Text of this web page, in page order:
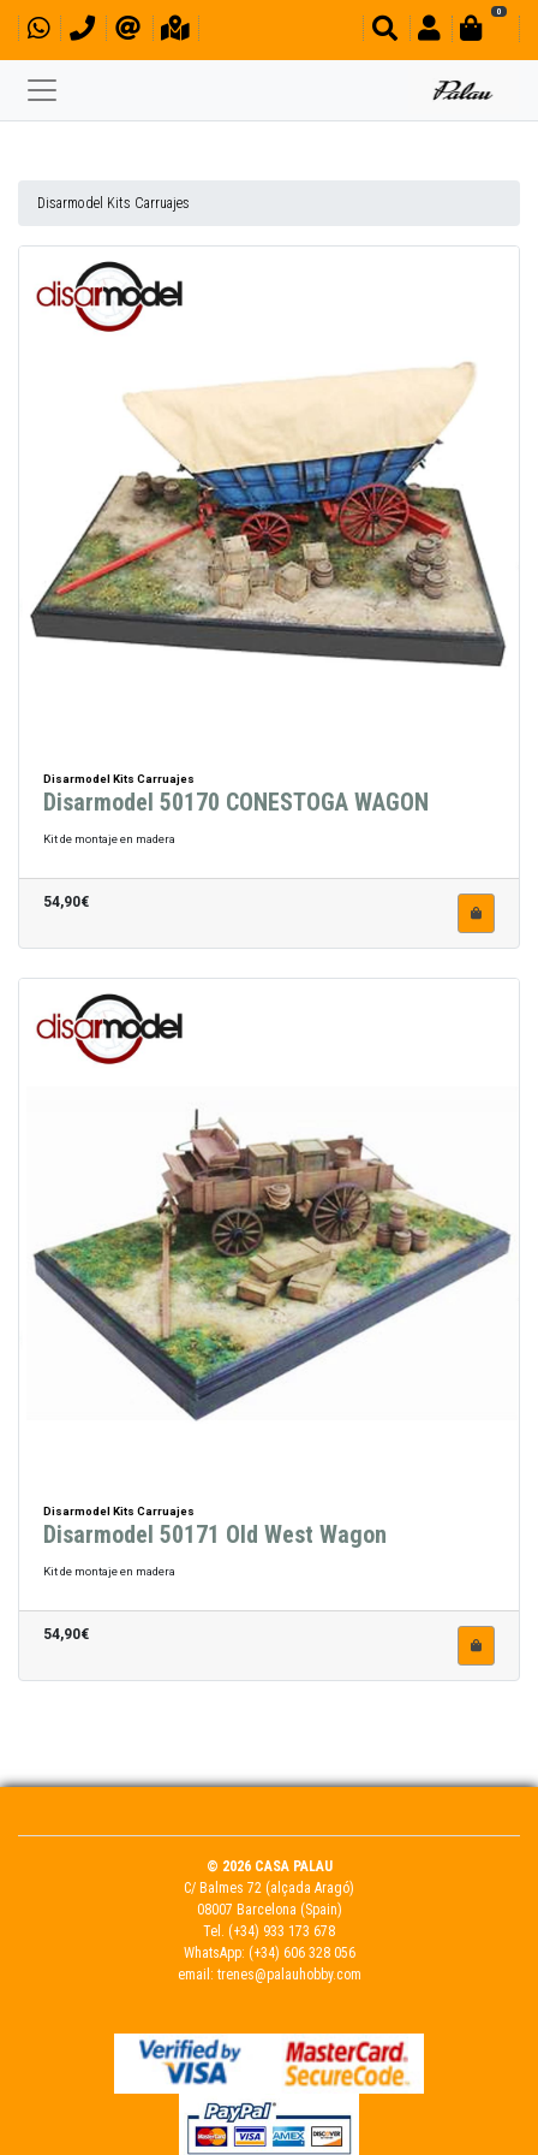
0
Disarmodel Kits Carruajes
Disarmodel Kits Carruajes
Disarmodel 50170 CONESTOGA WAGON
Kit de montaje en madera
54,90€
Disarmodel Kits Carruajes
Disarmodel 50171 Old West Wagon
Kit de montaje en madera
54,90€
© 2026 CASA PALAU
C/ Balmes 72 (alçada Aragó)
08007 Barcelona (Spain)
Tel. (+34) 933 173 678
WhatsApp: (+34) 606 328 056
email: trenes@palauhobby.com